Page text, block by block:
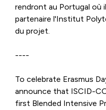
rendront au Portugal où
partenaire l'Institut
du projet.
----
To celebrate Erasmus
announce that ISCID-
first Blended Intensive